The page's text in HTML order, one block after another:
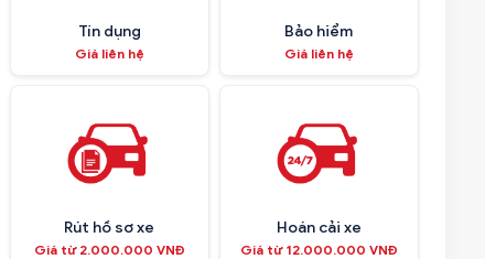
Tín dụng
Giá liên hệ
Bảo hiểm
Giá liên hệ
Rút hồ sơ xe
Giá từ 2.000.000 VNĐ
Hoán cải xe
Giá từ 12.000.000 VNĐ